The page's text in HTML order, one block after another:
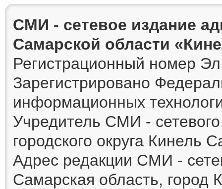
СМИ - сетевое издание
Самарской области
Регистрационный номер
Зарегистрировано
информационных
Учредитель СМИ -
городского округа Кинель
Адрес редакции СМИ -
Самарская область, город